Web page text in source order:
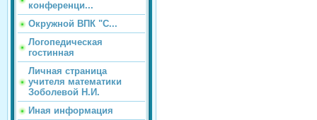
конференци...
Окружной ВПК "С...
Логопедическая
гостинная
Личная страница
учителя математики
Зоболевой Н.И.
Иная информация